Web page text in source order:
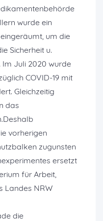
wurde ein
um die
Sicherheit u.
Juli 2020 wurde
COVID-19 mit
Gleichzeitig
das
vorherigen
zugunsten
ersetzt
für Arbeit,
Landes NRW
die